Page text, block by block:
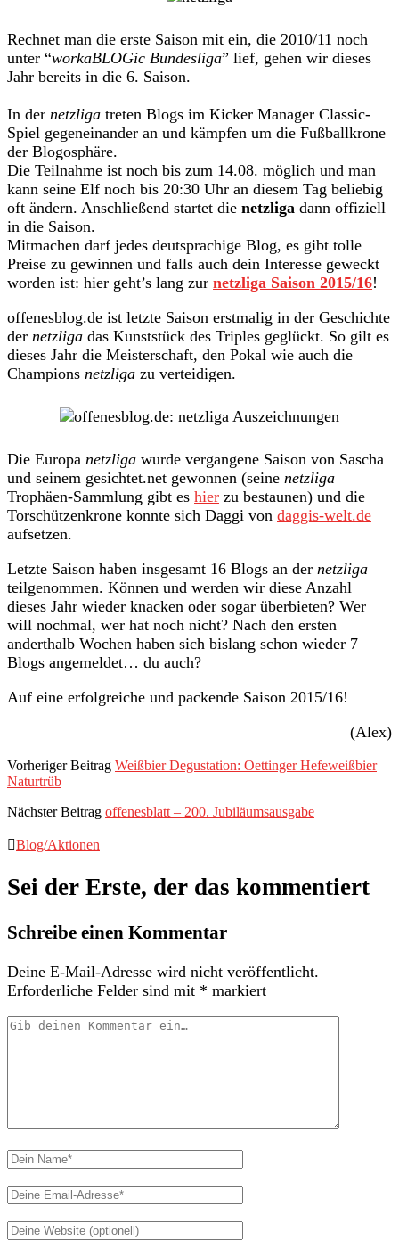
Rechnet man die erste Saison mit ein, die 2010/11 noch
unter “workaBLOGic Bundesliga” lief, gehen wir dieses
Jahr bereits in die 6. Saison.
In der netzliga treten Blogs im Kicker Manager Classic-
Spiel gegeneinander an und kämpfen um die Fußballkrone
der Blogosphäre.
Die Teilnahme ist noch bis zum 14.08. möglich und man
kann seine Elf noch bis 20:30 Uhr an diesem Tag beliebig
oft ändern. Anschließend startet die netzliga dann offiziell
in die Saison.
Mitmachen darf jedes deutsprachige Blog, es gibt tolle
Preise zu gewinnen und falls auch dein Interesse geweckt
worden ist: hier geht’s lang zur netzliga Saison 2015/16!
offenesblog.de ist letzte Saison erstmalig in der Geschichte
der netzliga das Kunststück des Triples geglückt. So gilt es
dieses Jahr die Meisterschaft, den Pokal wie auch die
Champions netzliga zu verteidigen.
Die Europa netzliga wurde vergangene Saison von Sascha
und seinem gesichtet.net gewonnen (seine netzliga
Trophäen-Sammlung gibt es hier zu bestaunen) und die
Torschützenkrone konnte sich Daggi von daggis-welt.de
aufsetzen.
Letzte Saison haben insgesamt 16 Blogs an der netzliga
teilgenommen. Können und werden wir diese Anzahl
dieses Jahr wieder knacken oder sogar überbieten? Wer
will nochmal, wer hat noch nicht? Nach den ersten
anderthalb Wochen haben sich bislang schon wieder 7
Blogs angemeldet… du auch?
Auf eine erfolgreiche und packende Saison 2015/16!
(Alex)
Vorheriger Beitrag Weißbier Degustation: Oettinger Hefeweißbier
Naturtrüb
Nächster Beitrag offenesblatt – 200. Jubiläumsausgabe
Blog/Aktionen
Sei der Erste, der das kommentiert
Schreibe einen Kommentar
Deine E-Mail-Adresse wird nicht veröffentlicht.
Erforderliche Felder sind mit * markiert
Dein
Dein
Deine
Adresse
Deine